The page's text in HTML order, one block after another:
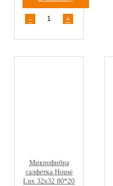
- +
Микрофибра
салфетка House
Lux 32х32 80*20